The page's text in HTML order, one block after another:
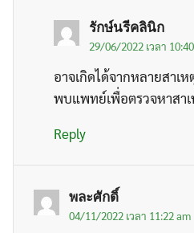
รักษ์นรีคลินิก
29/06/2022 เวลา
อาจเกิดได้จากหลายสาเ
พบแพทย์เพื่อตรวจหาสา
Reply
พละศักดิ์
04/11/2022 เวลา 11:22 am